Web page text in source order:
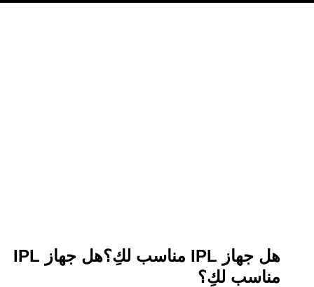
هل جهاز IPL مناسب لكِ؟هل جهاز IPL
مناسب لكِ؟